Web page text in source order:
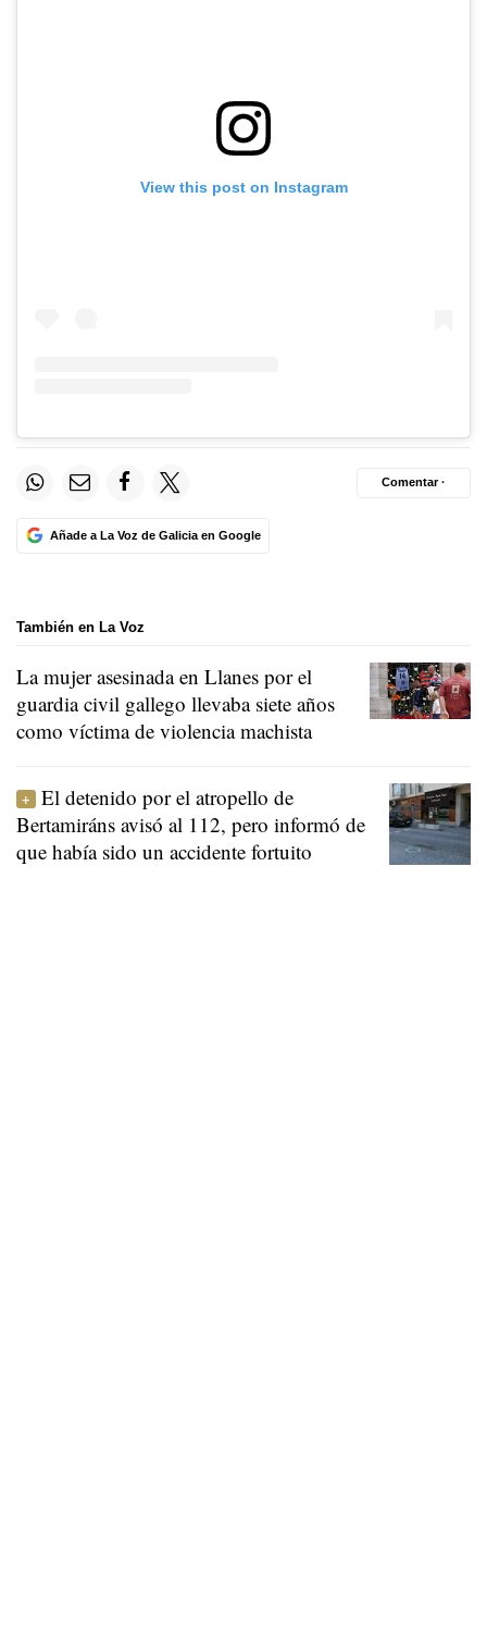
View this post on Instagram
Añade a La Voz de Galicia en Google
Comentar ·
También en La Voz
La mujer asesinada en Llanes por el
guardia civil gallego llevaba siete años
como víctima de violencia machista
El detenido por el atropello de
Bertamiráns avisó al 112, pero informó de
que había sido un accidente fortuito